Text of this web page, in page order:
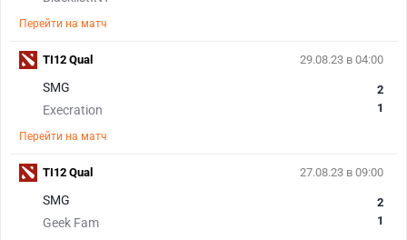
Перейти на матч
29.08.23 в 04:00
SMG
Execration
2
1
Перейти на матч
TI12 Qual
27.08.23 в 09:00
SMG
Geek Fam
2
1
TI12 Qual